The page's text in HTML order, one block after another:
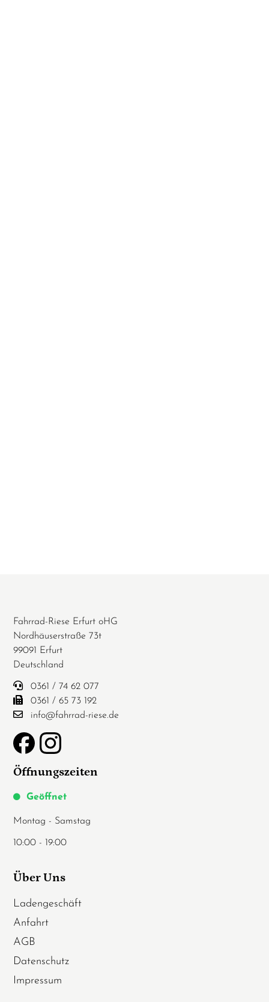
Fahrrad-Riese Erfurt oHG
Nordhäuserstraße 73t
99091 Erfurt
Deutschland
0361 / 74 62 077
0361 / 65 73 192
info@fahrrad-riese.de
Öffnungszeiten
Geöffnet
Montag - Samstag
10:00 - 19:00
Über Uns
Ladengeschäft
Anfahrt
AGB
Datenschutz
Impressum